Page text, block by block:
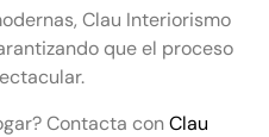
Clau Interiorismo
que el proceso
Contacta conClau